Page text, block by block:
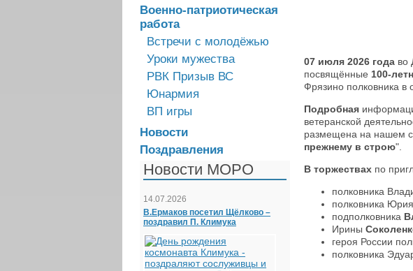
Военно-патриотическая
работа
Встречи с молодёжью
Уроки мужества
РВК Призыв ВС
Юнармия
ВП игры
Новости
Поздравления
Новости МОРО
14.07.2026
В.Ермаков посетил Щёлково –
поздравил П. Климука
07 июля 2026 годаво
посвящённые 100-
Фрязино полковника в
Подробная
ветеранской
размещена на нашем
прежнему в строю".
В торжествахпо
полковника
полковника Юрия
подполковника
Ирины
героя России
полковника